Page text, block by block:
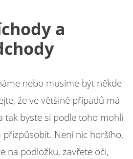
a
nebo musíme být někde
že ve většině případů má
tak byste si podle toho mohli
Není nic horšího,
na podložku, zavřete oči,